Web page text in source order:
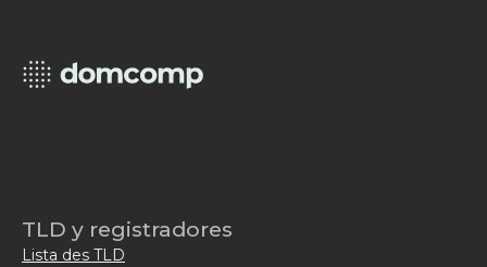
TLD y registradores
Lista des TLD